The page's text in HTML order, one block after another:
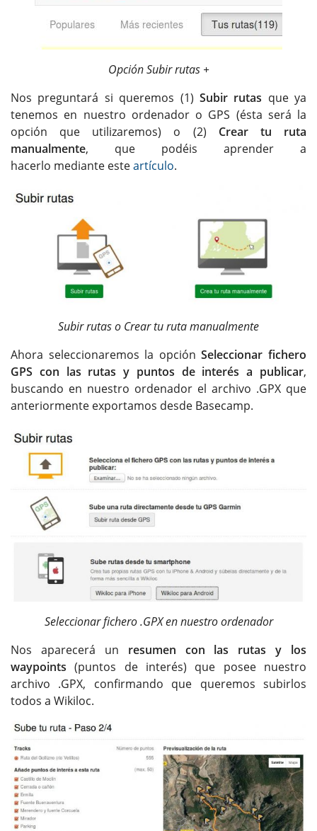
Opción Subir rutas +
Nos preguntará si queremos (1) Subir rutas que ya
tenemos en nuestro ordenador o GPS (ésta será la
opción que utilizaremos) o (2) Crear tu ruta
manualmente, que podéis aprender a
hacerlo mediante esteartículo.
Subir rutas o Crear tu ruta manualmente
Ahora seleccionaremos la opciónSeleccionar fichero
GPS con las rutas y puntos de interés a publicar,
buscando en nuestro ordenador el archivo .GPX que
anteriormente exportamos desde Basecamp.
Seleccionar fichero .GPX en nuestro ordenador
Nos aparecerá un resumen con las rutas y los
waypoints (puntos de interés) que posee nuestro
archivo .GPX, confirmando que queremos subirlos
todos a Wikiloc.